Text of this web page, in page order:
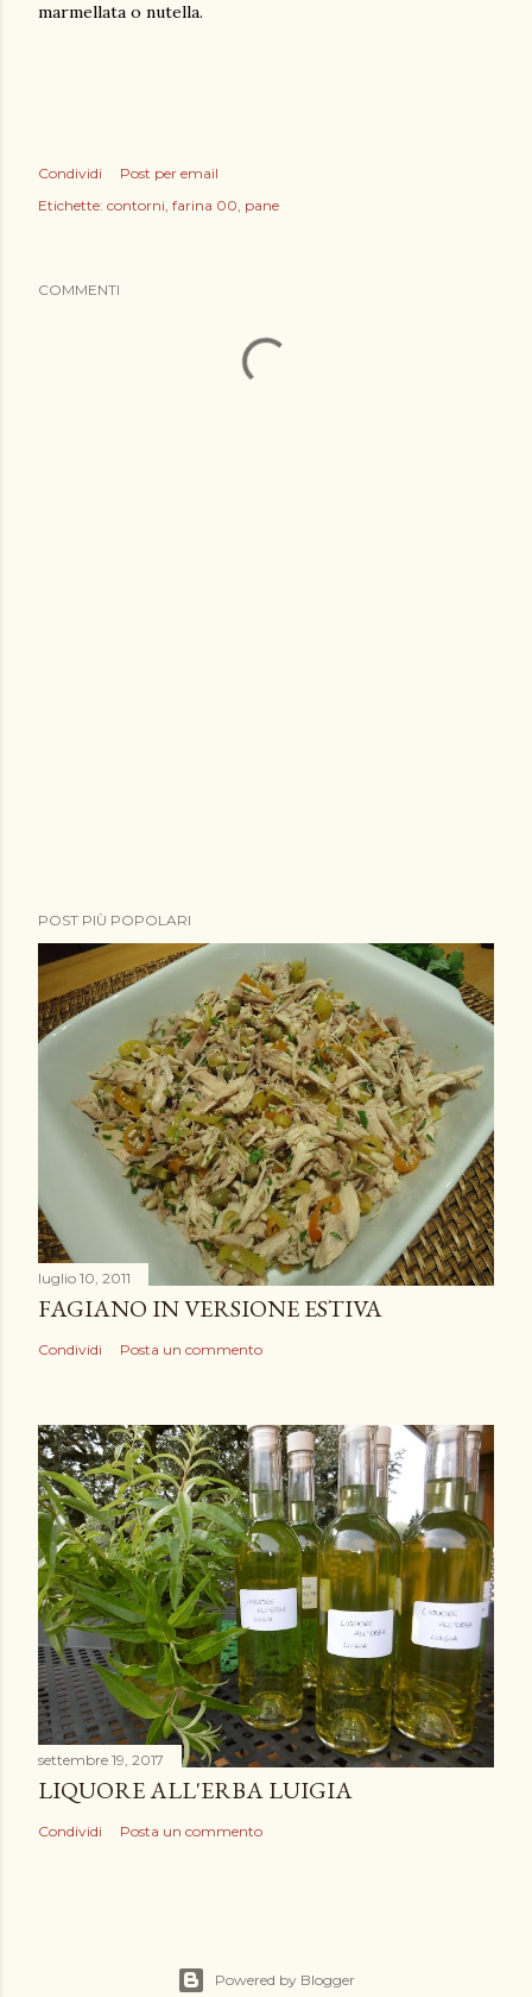
marmellata o nutella.
Condividi
Post per email
Etichette: contorni farina 00 pane
COMMENTI
POST PIÙ POPOLARI
luglio 10, 2011
FAGIANO IN VERSIONE ESTIVA
Condividi Posta un commento
settembre 19, 2017
LIQUORE ALL'ERBA LUIGIA
Condividi Posta un commento
Powered by Blogger